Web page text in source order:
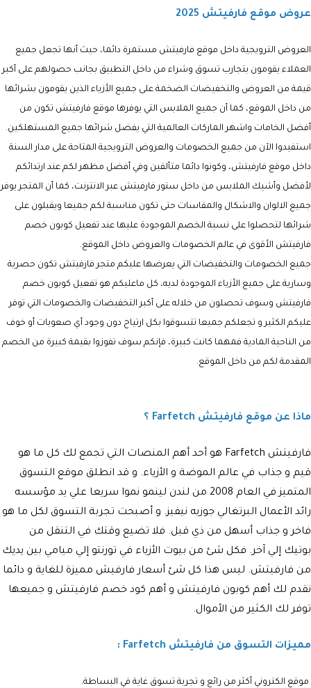
عروض موقع فارفيتش 2025
العروض الترويجية داخل موقع فارفيتش مستمرة دائما، حيث أنها تجعل جميع
العملاء يقومون بتجارب تسوق وشراء من داخل التطبيق بجانب حصولهم على أكبر
قيمة من العروض والتخفيضات الضخمة على جميع الأزياء الذين يقومون بشرائها
من داخل الموقع، كما أن جميع الملابس التي يوفرها موقع فارفيتش تكون من
أفضل الخامات واشهر الماركات العالمية التي يفضل شرائها جميع المستهلكين.
استفيدوا الآن من جميع الخصومات والعروض الترويجية المتاحة على مدار السنة
داخل موقع فارفيتش، وكونوا دائما متألقين وفي أفضل مظهر لكم عند ارتدائكم
لأفضل وأشيك الملابس من داخل ستور فارفيتش عبر الانترنت، كما أن المتجر يوفر
جميع الالوان والاشكال والمقاسات حتى تكون مناسبة لكم جميعا ويقبلون على
شرائها لتحصلوا على نسبة الخصم الموجودة عليها عند تفعيل كوبون خصم
فارفيتش الأقوى في عالم الخصومات والعروض داخل الموقع.
جميع الخصومات والتخفيضات التي يعرضها عليكم متجر فارفيتش تكون حصرية
وسارية على جميع الأزياء الموجودة لديه، كل ماعليكم هو تفعيل كوبون خصم
فارفيتش وسوف تحصلون من خلاله على أكبر التخفيضات والخصومات التي توفر
عليكم الكثير و تجعلكم جميعا تتسوقوا بكل ارتياح دون وجود أي صعوبات أو خوف
من الناحية المادية فمهما كانت كبيرة، فإنكم سوف تفوزوا بقيمة كبيرة من الخصم
المقدمة لكم من داخل الموقع.
ماذا عن موقع فارفيتش Farfetch ؟
فارفيتش Farfetch هو أحد أهم المنصات التي تجمع لك كل ما هو
قيم و جذاب في عالم الموضة و الأزياء. و قد انطلق موقع التسوق
المتميز في العام 2008 من لندن لينمو نموا سريعا علي يد مؤسسه
رائد الأعمال البرتغالي جوزيه نيفيز. و أصبحت تجربة التسوق لكل ما هو
فاخر و جذاب أسهل من ذي قبل. فلا تضيع وقتك في التنقل من
بوتيك إلي آخر. فكل شئ من بيوت الأزياء في تورنتو إلي ميامي بين يديك
من فارفيتش. ليس هذا كل شئ أسعار فارفيش مميزة للغاية و دائما
نقدم لك أهم كوبون فارفيتش و أهم كود خصم فارفيتش و جميعها
توفر لك الكثير من الأموال.
مميزات التسوق من فارفيتش Farfetch :
موقع الكتروني أكثر من رائع و تجربة تسوق غاية في البساطة.